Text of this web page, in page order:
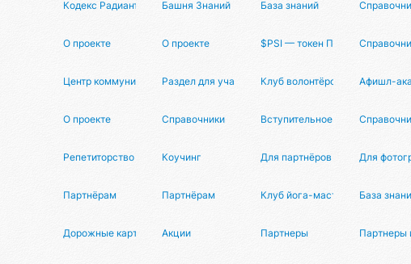
Кодекс Радианта Башня Знаний База знаний
О проекте О проекте $PSI — токен Псионы
Центр коммуникацийРаздел для участниковКлуб волонтёров Афишл-
О проекте Справочники Вступительное слово
Репетиторство Коучинг Для партнёров Для
Партнёрам Партнёрам Клуб йога-мастеров База
Дорожные карты Акции Партнеры Партнеры